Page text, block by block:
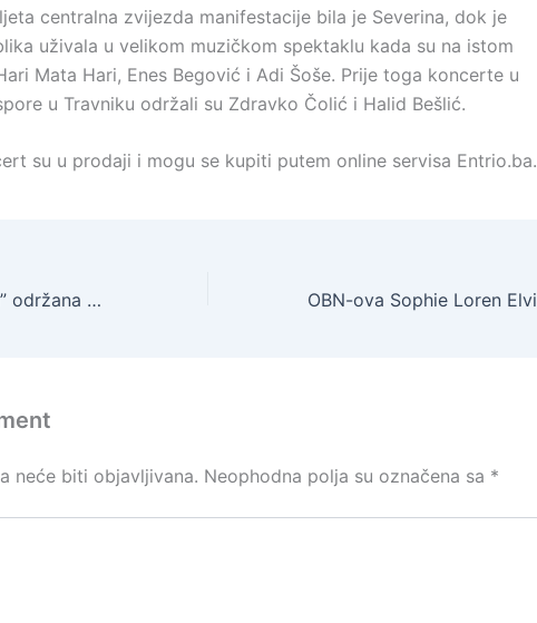
centralna zvijezda manifestacije bila je Severina, dok je
uživala u velikom muzičkom spektaklu kada su na istom
Mata Hari, Enes Begović i Adi Šoše. Prije toga koncerte u
u Travniku održali su Zdravko Čolić i Halid Bešlić.
su u prodaji i mogu se kupiti putem online servisa Entrio.ba.
Na poligonu “Manjača” održana vježba “Dinamičan odgovor 26-6”
neće biti objavljivana. Neophodna polja su označena sa *